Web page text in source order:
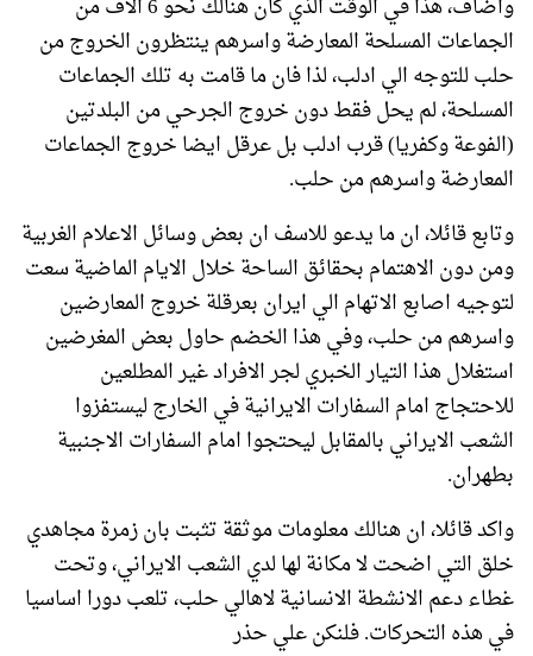
واضاف، هذا في الوقت الذي كان هنالك نحو 6 الاف من
الجماعات المسلحة المعارضة واسرهم ينتظرون الخروج من
حلب للتوجه الي ادلب، لذا فان ما قامت به تلك الجماعات
المسلحة، لم يحل فقط دون خروج الجرحي من البلدتين
(الفوعة وكفريا) قرب ادلب بل عرقل ايضا خروج الجماعات
المعارضة واسرهم من حلب.
وتابع قائلا، ان ما يدعو للاسف ان بعض وسائل الاعلام الغربية
ومن دون الاهتمام بحقائق الساحة خلال الايام الماضية سعت
لتوجيه اصابع الاتهام الي ايران بعرقلة خروج المعارضين
واسرهم من حلب، وفي هذا الخضم حاول بعض المغرضين
استغلال هذا التيار الخبري لجر الافراد غير المطلعين
للاحتجاج امام السفارات الايرانية في الخارج ليستفزوا
الشعب الايراني بالمقابل ليحتجوا امام السفارات الاجنبية
بطهران.
واكد قائلا، ان هنالك معلومات موثقة تثبت بان زمرة مجاهدي
خلق التي اضحت لا مكانة لها لدي الشعب الايراني، وتحت
غطاء دعم الانشطة الانسانية لاهالي حلب، تلعب دورا اساسيا
في هذه التحركات. فلنكن علي حذر